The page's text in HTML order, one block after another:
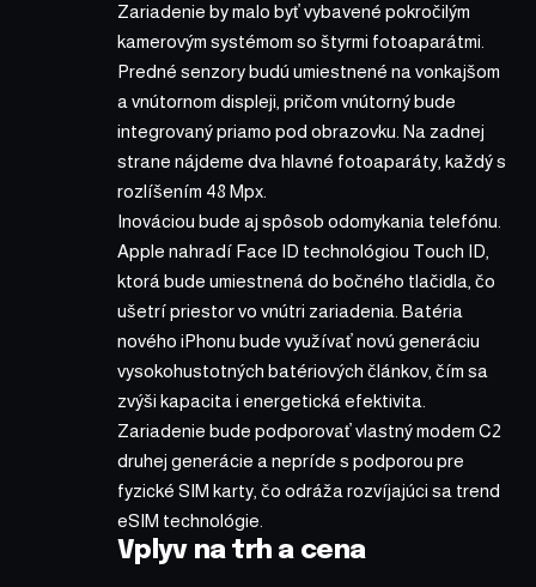
Zariadenie by malo byť vybavené pokročilým
kamerovým systémom so štyrmi fotoaparátmi.
Predné senzory budú umiestnené na vonkajšom
a vnútornom displeji, pričom vnútorný bude
integrovaný priamo pod obrazovku. Na zadnej
strane nájdeme dva hlavné fotoaparáty, každý s
rozlíšením 48 Mpx.
Inováciou bude aj spôsob odomykania telefónu.
Apple nahradí Face ID technológiou Touch ID,
ktorá bude umiestnená do bočného tlačidla, čo
ušetrí priestor vo vnútri zariadenia. Batéria
nového iPhonu bude využívať novú generáciu
vysokohustotných batériových článkov, čím sa
zvýši kapacita i energetická efektivita.
Zariadenie bude podporovať vlastný modem C2
druhej generácie a nepríde s podporou pre
fyzické SIM karty, čo odráža rozvíjajúci sa trend
eSIM technológie.
Vplyv na trh a cena